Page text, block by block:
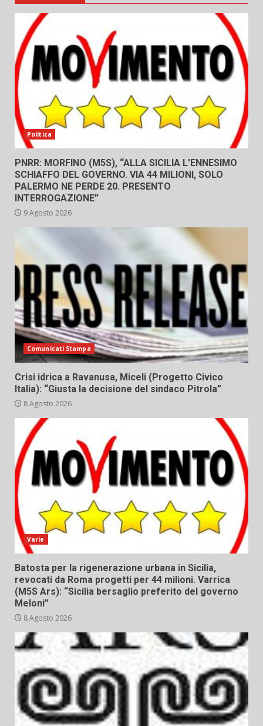
Politica
PNRR: MORFINO (M5S), “ALLA SICILIA L’ENNESIMO
SCHIAFFO DEL GOVERNO. VIA 44 MILIONI, SOLO
PALERMO NE PERDE 20. PRESENTO
INTERROGAZIONE”
9 Agosto 2026
Comunicati Stampa
Crisi idrica a Ravanusa, Miceli (Progetto Civico
Italia): “Giusta la decisione del sindaco Pitrola”
8 Agosto 2026
Varie
Batosta per la rigenerazione urbana in Sicilia,
revocati da Roma progetti per 44 milioni. Varrica
(M5S Ars): “Sicilia bersaglio preferito del governo
Meloni”
8 Agosto 2026